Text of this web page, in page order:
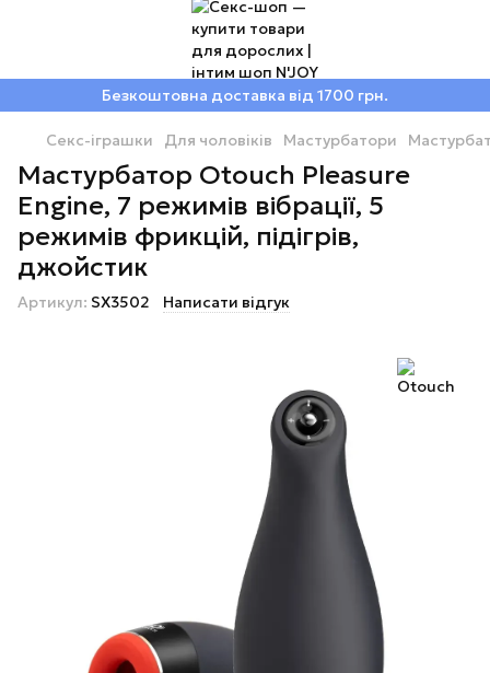
Безкоштовна доставка від 1700 грн.
Секс-іграшки Для чоловіків Мастурбатори
Мастурбатор Otouch Pleasure
Engine, 7 режимів вібрації, 5
режимів фрикцій, підігрів,
джойстик
Артикул: SX3502 Написати відгук